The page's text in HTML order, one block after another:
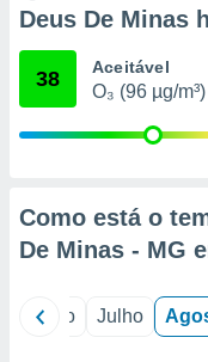
através
de
Deus De Minas
38 Aceitável
O₃ (96 µg/m³)
Como está o
De Minas - MG
Junho Julho